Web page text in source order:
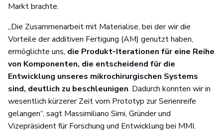
Markt brachte.
„Die Zusammenarbeit mit Materialise, bei der wir die
Vorteile der additiven Fertigung (AM) genutzt haben,
ermöglichte uns, die Produkt-Iterationen für eine Reihe
von Komponenten, die entscheidend für die
Entwicklung unseres mikrochirurgischen Systems
sind, deutlich zu beschleunigen. Dadurch konnten wir in
wesentlich kürzerer Zeit vom Prototyp zur Serienreife
gelangen“, sagt Massimiliano Simi, Gründer und
Vizepräsident für Forschung und Entwicklung bei MMI.